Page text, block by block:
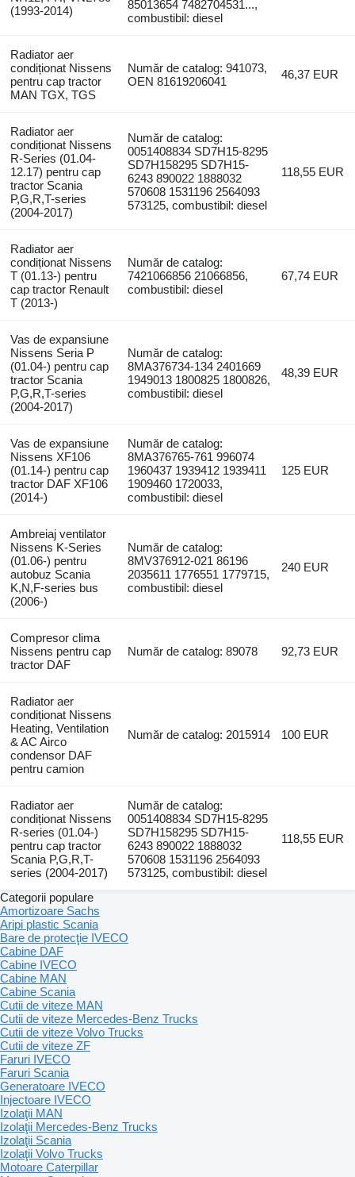
(1993-2014)
85013654 7482704531...,
combustibil: diesel
Radiator aer
condiționat Nissens
pentru cap tractor
MAN TGX, TGS
Număr de catalog: 941073,
OEN 81619206041
46,37 EUR
Radiator aer
condiționat Nissens
R-Series (01.04-
12.17) pentru cap
tractor Scania
P,G,R,T-series
(2004-2017)
Număr de catalog:
0051408834 SD7H15-8295
SD7H158295 SD7H15-
6243 890022 1888032
570608 1531196 2564093
573125, combustibil: diesel
118,55 EUR
Radiator aer
condiționat Nissens
T (01.13-) pentru
cap tractor Renault
T (2013-)
Număr de catalog:
7421066856 21066856,
combustibil: diesel
67,74 EUR
Vas de expansiune
Nissens Seria P
(01.04-) pentru cap
tractor Scania
P,G,R,T-series
(2004-2017)
Număr de catalog:
8MA376734-134 2401669
1949013 1800825 1800826,
combustibil: diesel
48,39 EUR
Vas de expansiune
Nissens XF106
(01.14-) pentru cap
tractor DAF XF106
(2014-)
Număr de catalog:
8MA376765-761 996074
1960437 ­1939412 ­1939411
­1909460 1720033,
combustibil: diesel
125 EUR
Ambreiaj ventilator
Nissens K-Series
(01.06-) pentru
autobuz Scania
K,N,F-series bus
(2006-)
Număr de catalog:
8MV376912-021 86196
2035611 1776551 1779715,
combustibil: diesel
240 EUR
Compresor clima
Nissens pentru cap
tractor DAF
Număr de catalog: 89078 92,73 EUR
Radiator aer
condiționat Nissens
Heating, Ventilation
& AC Airco
condensor DAF
pentru camion
Număr de catalog: 2015914 100 EUR
Radiator aer
condiționat Nissens
R-series (01.04-)
pentru cap tractor
Scania P,G,R,T-
series (2004-2017)
Număr de catalog:
0051408834 SD7H15-8295
SD7H158295 SD7H15-
6243 890022 1888032
570608 1531196 2564093
573125, combustibil: diesel
118,55 EUR
Categorii populare
Amortizoare Sachs
Aripi plastic Scania
Bare de protecţie IVECO
Cabine DAF
Cabine IVECO
Cabine MAN
Cabine Scania
Cutii de viteze MAN
Cutii de viteze Mercedes-Benz Trucks
Cutii de viteze Volvo Trucks
Cutii de viteze ZF
Faruri IVECO
Faruri Scania
Generatoare IVECO
Injectoare IVECO
Izolaţii MAN
Izolaţii Mercedes-Benz Trucks
Izolaţii Scania
Izolaţii Volvo Trucks
Motoare Caterpillar